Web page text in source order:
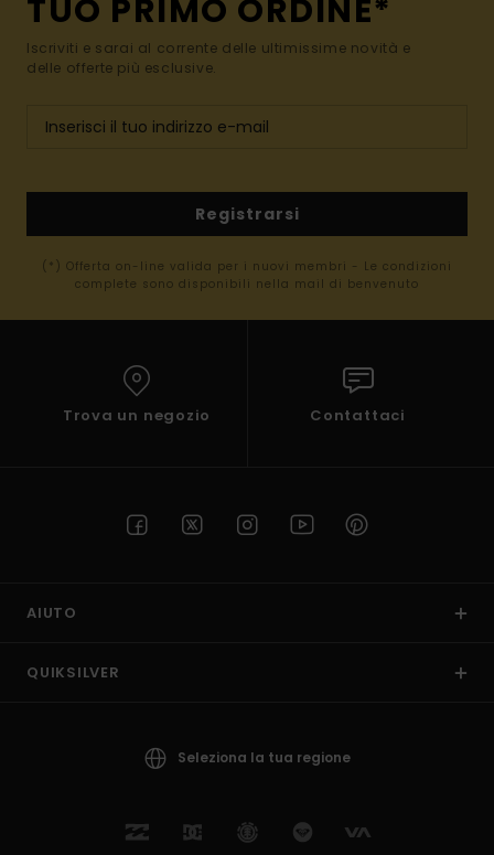
TUO PRIMO ORDINE*
Iscriviti e sarai al corrente delle ultimissime novità e
delle offerte più esclusive.
Registrarsi
(*) Offerta on-line valida per i nuovi membri - Le condizioni
complete sono disponibili nella mail di benvenuto
Trova un negozio Contattaci
AIUTO
QUIKSILVER
Seleziona la tua regione